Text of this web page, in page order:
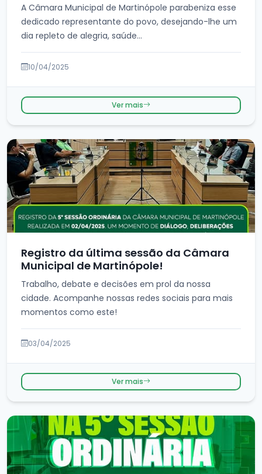
A Câmara Municipal de Martinópole parabeniza esse
dedicado representante do povo, desejando-lhe um
dia repleto de alegria, saúde...
10/04/2025
Ver mais
Registro da última sessão da Câmara
Municipal de Martinópole!
Trabalho, debate e decisões em prol da nossa
cidade. Acompanhe nossas redes sociais para mais
momentos como este!
03/04/2025
Ver mais